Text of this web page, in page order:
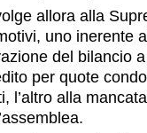
allora alla
uno inerente
del bilancio
per quote
l’altro alla